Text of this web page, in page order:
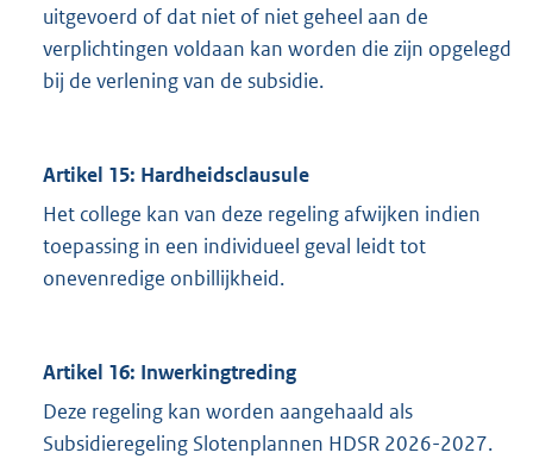
uitgevoerd of dat niet of niet geheel aan de
verplichtingen voldaan kan worden die zijn opgelegd
bij de verlening van de subsidie.
Artikel 15: Hardheidsclausule
Het college kan van deze regeling afwijken indien
toepassing in een individueel geval leidt tot
onevenredige onbillijkheid.
Artikel 16: Inwerkingtreding
Deze regeling kan worden aangehaald als
Subsidieregeling Slotenplannen HDSR 2026-2027.